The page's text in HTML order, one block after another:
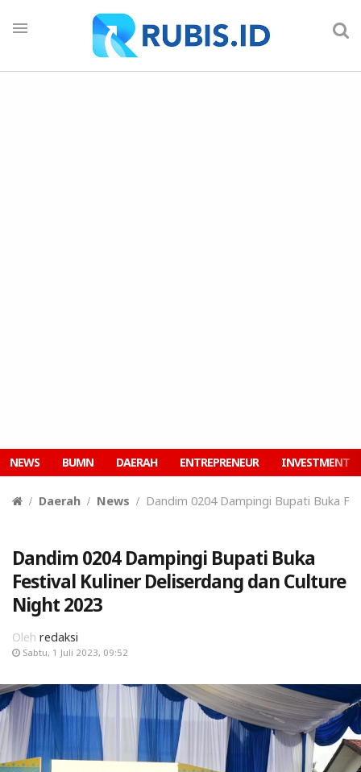
NEWS BUMN DAERAH ENTREPRENEUR INVESTMENT
Daerah News Dandim 0204 Dampingi Bupati Buka
Dandim 0204 Dampingi Bupati Buka
Festival Kuliner Deliserdang dan Culture
Night 2023
Oleh redaksi
Sabtu, 1 Juli 2023, 09:52